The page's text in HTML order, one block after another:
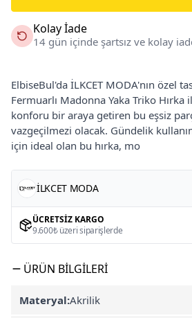
Kolay İade
14 gün içinde şartsız ve kolay
ElbiseBul'da İLKCET MODA'nın özel
Fermuarlı Madonna Yaka Triko Hırka
konforu bir araya getiren bu eşsiz
vazgeçilmezi olacak. Gündelik
için ideal olan bu hırka, mo
İLKCET MODA
ÜCRETSIZ KARGO
9.600₺ üzeri siparişlerde
ÜRÜN BILGILERI
Materyal:Akrilik